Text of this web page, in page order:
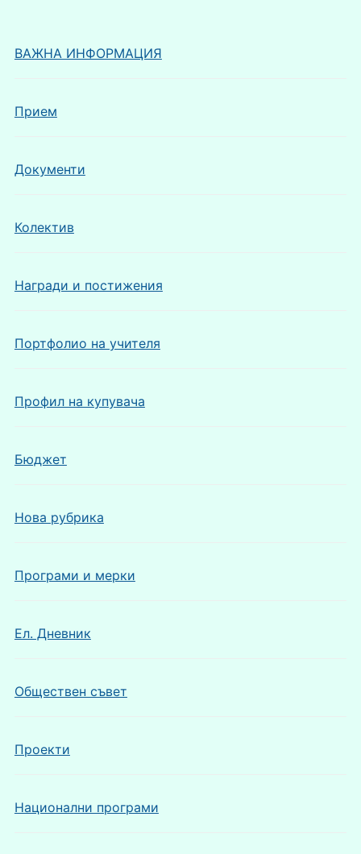
ВАЖНА ИНФОРМАЦИЯ
Прием
Документи
Колектив
Награди и постижения
Портфолио на учителя
Профил на купувача
Бюджет
Нова рубрика
Програми и мерки
Ел. Дневник
Обществен съвет
Проекти
Национални програми